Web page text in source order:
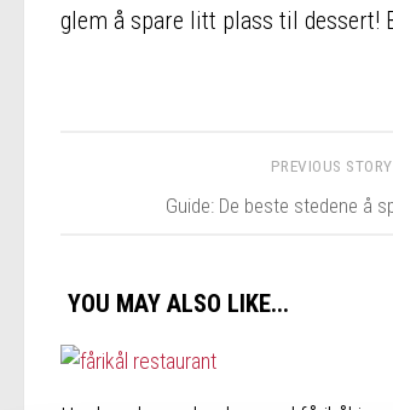
glem å spare litt plass til dessert!
PREVIOUS STORY
Guide: De beste stedene å
YOU MAY ALSO LIKE...